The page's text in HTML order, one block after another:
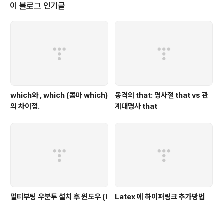
e-web 설치 합니다. #..
이 블로그 인기글
which와 , which (콤마 which)
의 차이점.
동격의 that: 명사절 that vs 관
계대명사 that
멀티부팅 우분투 설치 후 윈도우 (I
Latex 에 하이퍼링크 추가방법